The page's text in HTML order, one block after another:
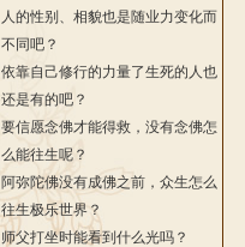
人的性别、相貌也是随业力变化而
不同吧？
依靠自己修行的力量了生死的人也
还是有的吧？
要信愿念佛才能得救，没有念佛怎
么能往生呢？
阿弥陀佛没有成佛之前，众生怎么
往生极乐世界？
师父打坐时能看到什么光吗？